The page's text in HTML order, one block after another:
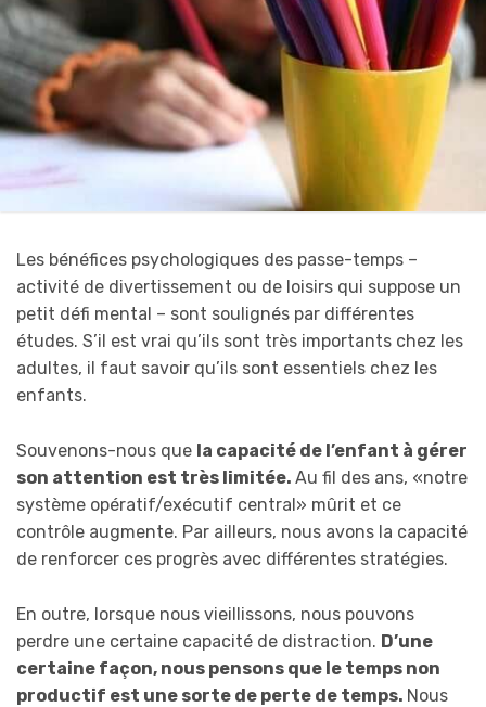
Les bénéfices psychologiques des passe-temps –
activité de divertissement ou de loisirs qui suppose un
petit défi mental – sont soulignés par différentes
études. S’il est vrai qu’ils sont très importants chez les
adultes, il faut savoir qu’ils sont essentiels chez les
enfants.
Souvenons-nous que la capacité de l’enfant à gérer
son attention est très limitée. Au fil des ans, «notre
système opératif/exécutif central» mûrit et ce
contrôle augmente. Par ailleurs, nous avons la capacité
de renforcer ces progrès avec différentes stratégies.
En outre, lorsque nous vieillissons, nous pouvons
perdre une certaine capacité de distraction. D’une
certaine façon, nous pensons que le temps non
productif est une sorte de perte de temps. Nous